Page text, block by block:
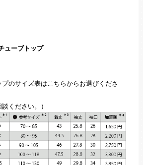
ューブトップ
のサイズ表はこちらからお選びくださ
ください。）